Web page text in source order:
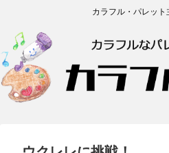
カラフル・パレット